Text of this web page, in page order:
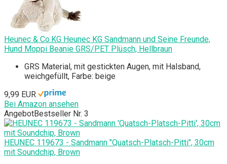
Heunec & Co.KG Heunec KG Sandmann und Seine Freunde,
Hund Moppi Beanie GRS/PET Plüsch, Hellbraun
GRS Material, mit gestickten Augen, mit Halsband,
weichgefüllt, Farbe: beige
9,99 EUR
Bei Amazon ansehen
AngebotBestseller Nr. 3
HEUNEC 119673 - Sandmann "Quatsch-Platsch-Pitti", 30cm
mit Soundchip, Brown